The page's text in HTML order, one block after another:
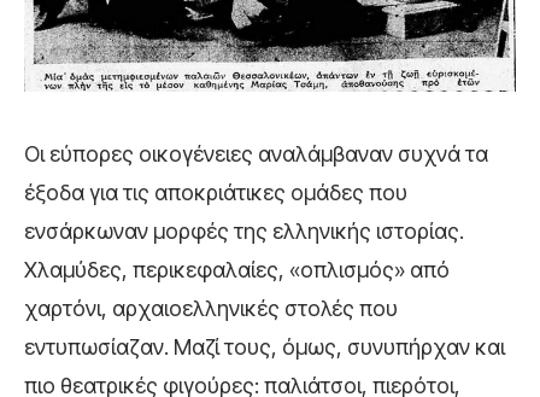
Οι εύπορες οικογένειες αναλάμβαναν συχνά τα
έξοδα για τις αποκριάτικες ομάδες που
ενσάρκωναν μορφές της ελληνικής ιστορίας.
Χλαμύδες, περικεφαλαίες, «οπλισμός» από
χαρτόνι, αρχαιοελληνικές στολές που
εντυπωσίαζαν. Μαζί τους, όμως, συνυπήρχαν και
πιο θεατρικές φιγούρες: παλιάτσοι, πιερότοι,